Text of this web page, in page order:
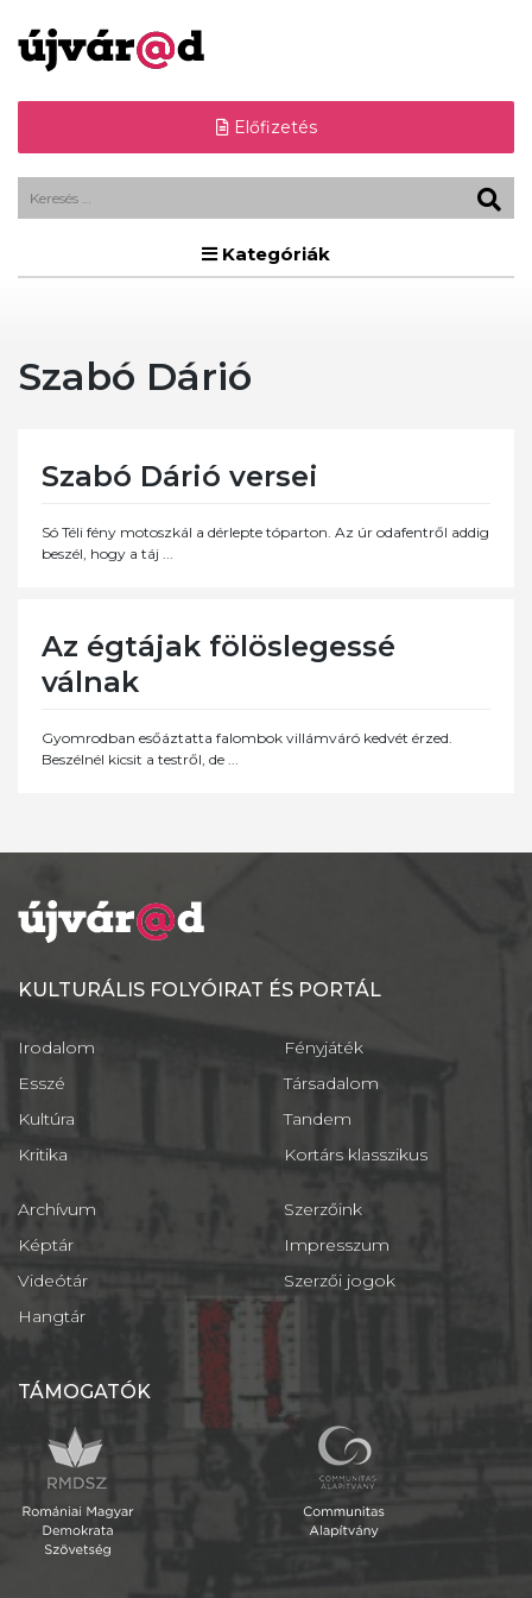
Előfizetés
Kategóriák
Szabó Dárió
Szabó Dárió versei
Só Téli fény motoszkál a dérlepte tóparton. Az úr odafentről addig
beszél, hogy a táj ...
Az égtájak fölöslegessé
válnak
Gyomrodban esőáztatta falombok villámváró kedvét érzed.
Beszélnél kicsit a testről, de ...
KULTURÁLIS FOLYÓIRAT ÉS PORTÁL
Irodalom
Esszé
Kultúra
Kritika
Fényjáték
Társadalom
Tandem
Kortárs klasszikus
Archívum
Képtár
Videótár
Hangtár
Szerzőink
Impresszum
Szerzői jogok
TÁMOGATÓK